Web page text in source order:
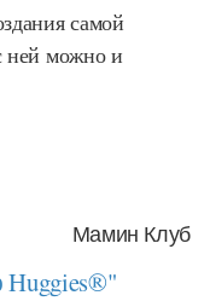
самой
ней можно и
Мамин Клуб